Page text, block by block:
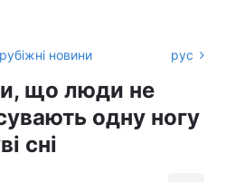
новини рус
що люди не
одну ногу
сні